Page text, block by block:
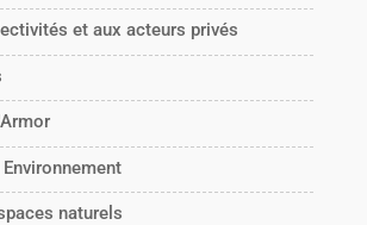
et aux acteurs privés
naturels